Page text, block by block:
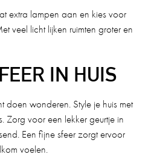
extra lampen aan en kies voor
veel licht lijken ruimten groter en
IN HUIS
doen wonderen. Style je huis met
Zorg voor een lekker geurtje in
Een fijne sfeer zorgt ervoor
voelen.